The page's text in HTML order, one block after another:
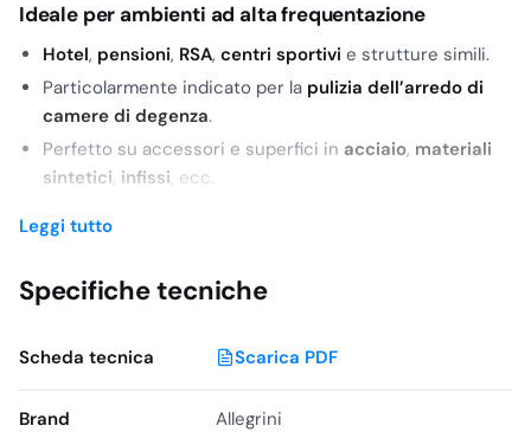
Ideale per ambienti ad alta frequentazione
Hotel, pensioni, RSA, centri sportivi e strutture simili.
Particolarmente indicato per la pulizia dell’arredo di
camere di degenza.
Perfetto su accessori e superfici in acciaio, materiali
sintetici, infissi, ecc.
lasciando l’ambiente più gradevole.
Benefici d’uso
Usato quotidianamenteridona brillantezza
accessori e alle superfici trattate.
Indicato per la pulizia profonda di
Leggi tutto
Specifiche tecniche
Scheda tecnica Scarica PDF
Brand Allegrini